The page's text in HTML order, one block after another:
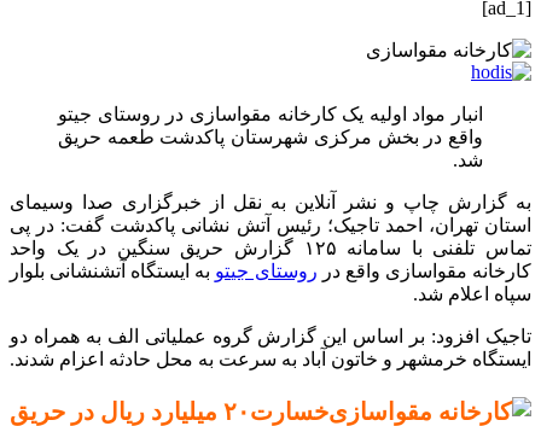
[ad_1]
انبار مواد اولیه یک کارخانه مقواسازی در روستای جیتو
واقع در بخش مرکزی شهرستان پاکدشت طعمه حریق
شد.
به گزارش چاپ و نشر آنلاین به نقل از خبرگزاری صدا وسیمای
استان تهران، احمد تاجیک؛ رئیس آتش نشانی پاکدشت گفت: در پی
تماس تلفنی با سامانه ۱۲۵ گزارش حریق سنگین در یک واحد
کارخانه مقواسازی واقع در روستای جیتو به ایستگاه آتشنشانی بلوار
سپاه اعلام شد.
تاجیک افزود: بر اساس این گزارش گروه عملیاتی الف به همراه دو
ایستگاه خرمشهر و خاتون آباد به سرعت به محل حادثه اعزام شدند.
خسارت۲۰ میلیارد ریال در حریق